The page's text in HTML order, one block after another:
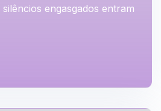
engasgados entram